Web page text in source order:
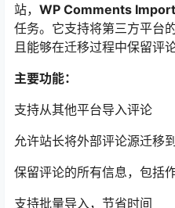
站， WP Comments
任务。它支持将第三方平台
且能够在迁移过程中保留评
主要功能：
支持从其他平台导入评论
允许站长将外部评论源迁移
保留评论的所有信息，包括
支持批量导入，节省时间